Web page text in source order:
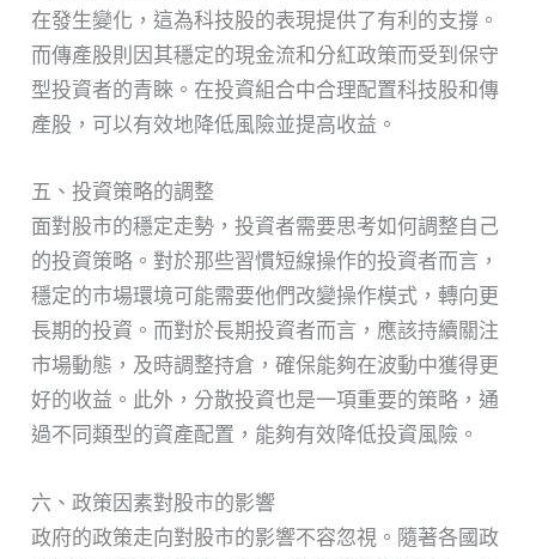
在發生變化，這為科技股的表現提供了有利的支撐。
而傳產股則因其穩定的現金流和分紅政策而受到保守
型投資者的青睞。在投資組合中合理配置科技股和傳
產股，可以有效地降低風險並提高收益。
五、投資策略的調整
面對股市的穩定走勢，投資者需要思考如何調整自己
的投資策略。對於那些習慣短線操作的投資者而言，
穩定的市場環境可能需要他們改變操作模式，轉向更
長期的投資。而對於長期投資者而言，應該持續關注
市場動態，及時調整持倉，確保能夠在波動中獲得更
好的收益。此外，分散投資也是一項重要的策略，通
過不同類型的資產配置，能夠有效降低投資風險。
六、政策因素對股市的影響
政府的政策走向對股市的影響不容忽視。隨著各國政